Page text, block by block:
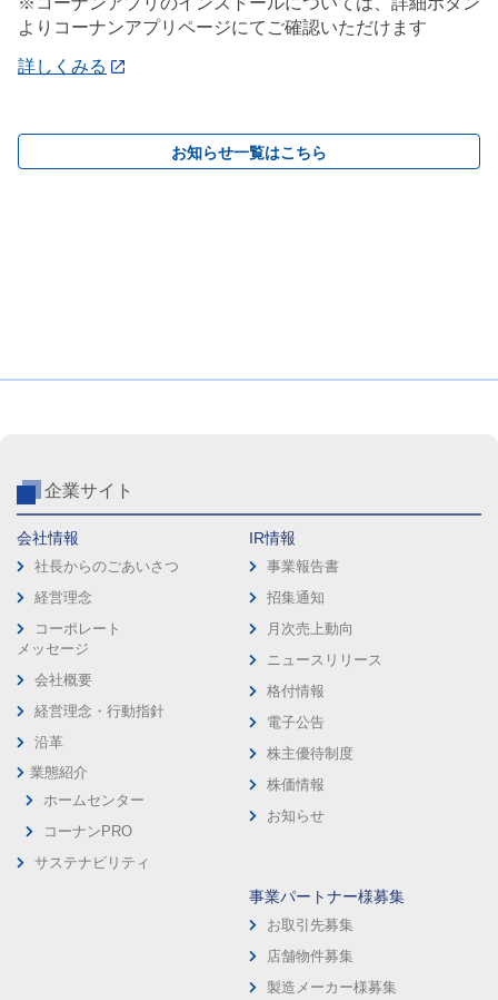
よりコーナンアプリページにてご確認いただけます
詳しくみる
お知らせ一覧はこちら
企業サイト
会社情報
社長からのごあいさつ
経営理念
コーポレート
メッセージ
会社概要
経営理念・行動指針
沿革
業態紹介
ホームセンター
コーナンPRO
サステナビリティ
IR情報
事業報告書
招集通知
月次売上動向
ニュースリリース
格付情報
電子公告
株主優待制度
株価情報
お知らせ
事業パートナー様募集
お取引先募集
店舗物件募集
製造メーカー様募集